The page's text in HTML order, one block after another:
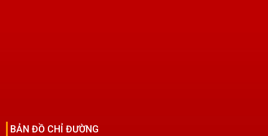
BẢN ĐỒ CHỈ ĐƯỜNG